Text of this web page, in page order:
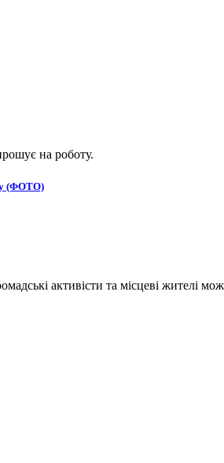
на роботу.
(ФОТО)
активісти та місцеві жителі